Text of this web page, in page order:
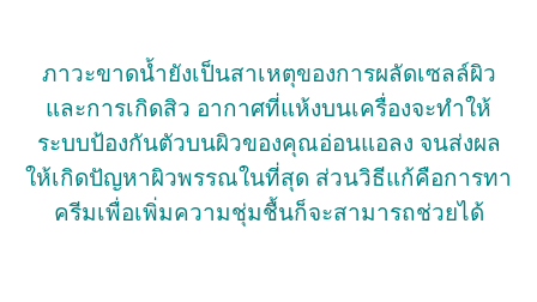
ภาวะขาดน้ำยังเป็นสาเหตุของการผลัดเซลล์ผิว
และการเกิดสิว อากาศที่แห้งบนเครื่องจะทำให้
ระบบป้องกันตัวบนผิวของคุณอ่อนแอลง จนส่งผล
ให้เกิดปัญหาผิวพรรณในที่สุด ส่วนวิธีแก้คือการทา
ครีมเพื่อเพิ่มความชุ่มชื้นก็จะสามารถช่วยได้